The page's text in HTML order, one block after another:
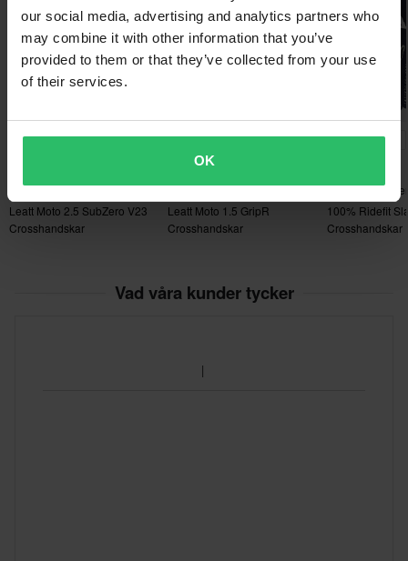
our social media, advertising and analytics partners who
may combine it with other information that you’ve
provided to them or that they’ve collected from your use
of their services.
OK
499 kr -19%
8 Recensioner
Leatt Moto 2.5 SubZero V23
Crosshandskar
339 kr -15%
399 kr
1 Recensioner
Leatt Moto 1.5 GripR
Crosshandskar
229 kr -34%
11 Recensioner
100% Ridefit
Crosshandskar
Vad våra kunder tycker